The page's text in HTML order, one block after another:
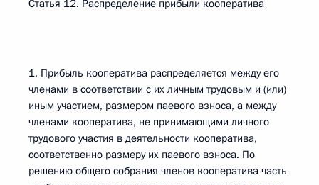
Статья 12. Распределение прибыли кооператива
1. Прибыль кооператива распределяется между его
членами в соответствии с их личным трудовым и (или)
иным участием, размером паевого взноса, а между
членами кооператива, не принимающими личного
трудового участия в деятельности кооператива,
соответственно размеру их паевого взноса. По
решению общего собрания членов кооператива часть